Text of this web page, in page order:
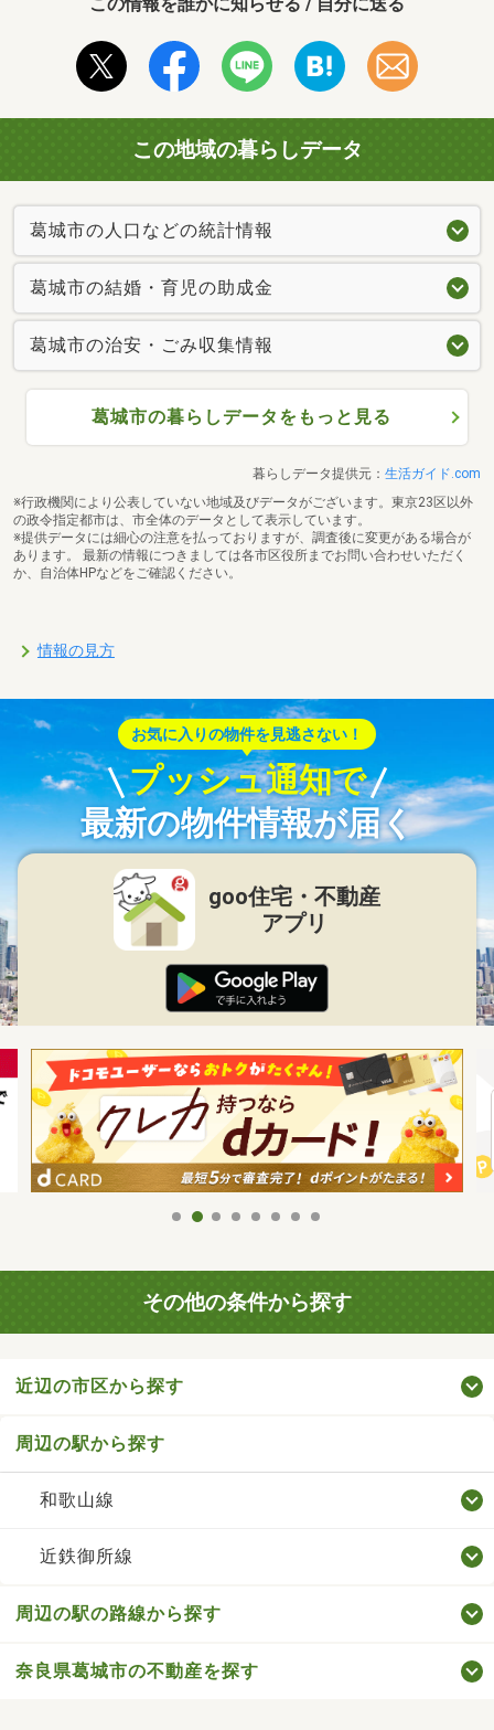
この地域の暮らしデータ
葛城市の人口などの統計情報
葛城市の結婚・育児の助成金
葛城市の治安・ごみ収集情報
葛城市の暮らしデータをもっと見る
暮らしデータ提供元： 生活ガイド.com
※行政機関により公表していない地域及びデータがございます。東京23区以外
の政令指定都市は、市全体のデータとして表示しています。
※提供データには細心の注意を払っておりますが、調査後に変更がある場合が
あります。 最新の情報につきましては各市区役所までお問い合わせいただく
か、自治体HPなどをご確認ください。
情報の見方
お気に入りの物件を見逃さない！
プッシュ通知で
最新の物件情報が届く
goo住宅・不動産
アプリ
その他の条件から探す
近辺の市区から探す
周辺の駅から探す
和歌山線
近鉄御所線
周辺の駅の路線から探す
奈良県葛城市の不動産を探す